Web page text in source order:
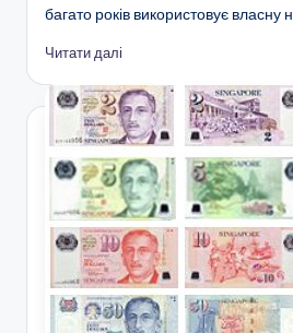
багато років використовує власну
Читати далі